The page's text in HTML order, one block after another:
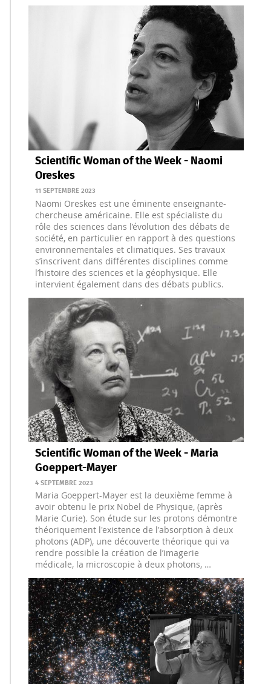
Scientific Woman of the Week - Naomi
Oreskes
11 SEPTEMBRE 2023
Naomi Oreskes est une éminente enseignante-
chercheuse américaine. Elle est spécialiste du
rôle des sciences dans l’évolution des débats de
société, en particulier en rapport à des questions
environnementales et climatiques. Ses travaux
s’inscrivent dans différentes disciplines comme
l’histoire des sciences et la géophysique. Elle
intervient également dans des débats publics.
Scientific Woman of the Week - Maria
Goeppert-Mayer
4 SEPTEMBRE 2023
Maria Goeppert-Mayer est la deuxième femme à
avoir obtenu le prix Nobel de Physique, (après
Marie Curie). Son étude sur les protons démontre
théoriquement l'existence de l'absorption à deux
photons (ADP), une découverte théorique qui va
rendre possible la création de l’imagerie
médicale, la microscopie à deux photons, …